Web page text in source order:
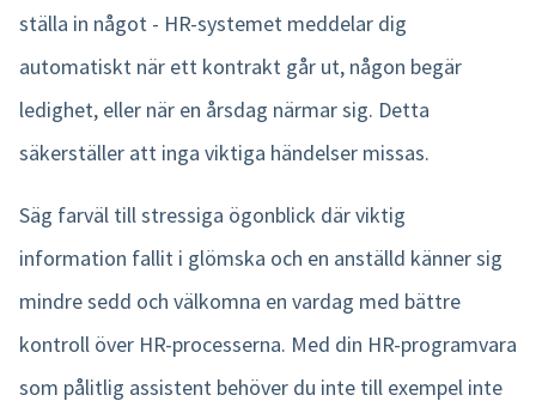
ställa in något - HR-systemet meddelar dig
automatiskt när ett kontrakt går ut, någon begär
ledighet, eller när en årsdag närmar sig. Detta
säkerställer att inga viktiga händelser missas.
Säg farväl till stressiga ögonblick där viktig
information fallit i glömska och en anställd känner sig
mindre sedd och välkomna en vardag med bättre
kontroll över HR-processerna. Med din HR-programvara
som pålitlig assistent behöver du inte till exempel inte